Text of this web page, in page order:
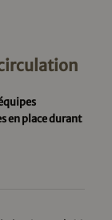
en place durant